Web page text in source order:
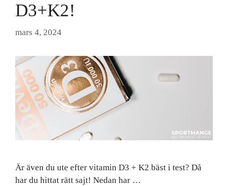
D3+K2!
mars 4, 2024
Är även du ute efter vitamin D3 + K2 bäst i test? Då
har du hittat rätt sajt! Nedan har …